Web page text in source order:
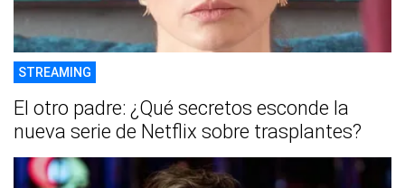
STREAMING
El otro padre: ¿Qué secretos esconde la
nueva serie de Netflix sobre trasplantes?